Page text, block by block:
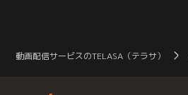
動画配信サービスのTELASA（テラサ）